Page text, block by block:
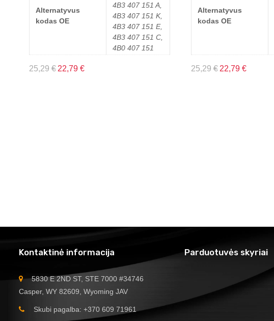
Alternatyvus
kodas OE
4B3 407 151 A,
4B3 407 151 K,
4B3 407 151 E,
4B3 407 151 C,
4B0 407 151
25,29 € 22,79 €
Alternatyvus
kodas OE
25,29€ 22,79 €
Kontaktinė informacija
5830 E 2ND ST, STE 7000 #34746
Casper, WY 82609, Wyoming JAV
Skubi pagalba: +370 609 71961
Parduotuvės skyriai